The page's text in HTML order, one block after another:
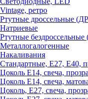
Vintage, ретро
Ртутные дроссельные
Натриевые
Ртутные
Металлогалогенные
Накаливания
Стандартные, Е27, Е40,
Цоколь Е14, свеча,
Цоколь Е14, свеча,
Цоколь, Е27, свеча,